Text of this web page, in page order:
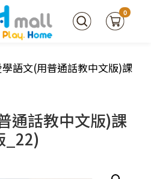
0
學語文(用普通話教中文版)課
通話教中文版)課
_22)